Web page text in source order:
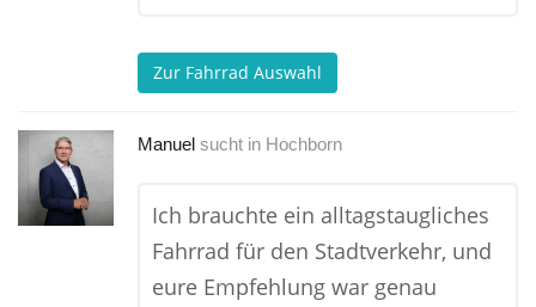
Zur Fahrrad Auswahl
Manuel sucht in Hochborn
Ich brauchte ein alltagstaugliches
Fahrrad für den Stadtverkehr, und
eure Empfehlung war genau